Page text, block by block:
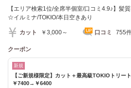
【エリア検索1位/全席半個室/口コミ4.9♪】髪
☆イルミナ/TOKIO/本日空きあり
カット ￥3,000～ 口コミ 755
クーポン
新規
【ご新規様限定】カット＋最高級TOKIOトリー
￥7400→￥6400